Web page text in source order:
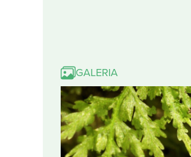
GALERIA